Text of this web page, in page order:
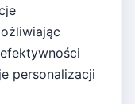
personalizacji